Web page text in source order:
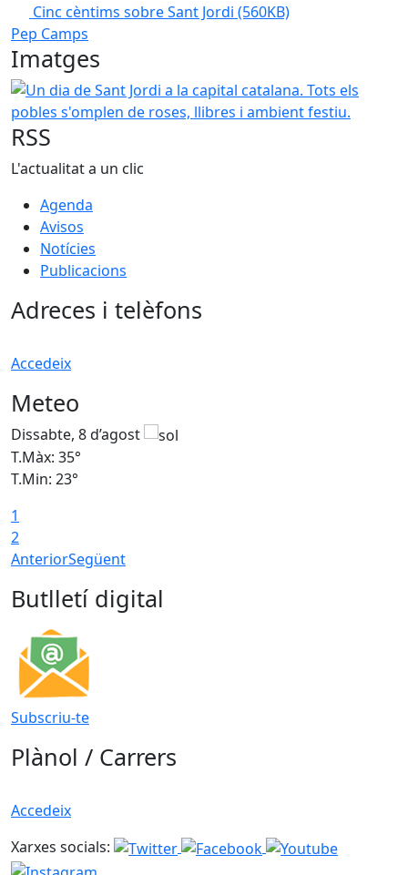
Cinc cèntims sobre Sant Jordi (560KB)
Pep Camps
Imatges
Un dia de Sant Jordi a la capital catalana. Tots els
RSS
L'actualitat a un clic
Agenda
Avisos
Notícies
Publicacions
Adreces i telèfons
Accedeix
Meteo
Dissabte, 8 d’agost
T.Màx: 35°
T.Min: 23°
1
2
AnteriorSegüent
Butlletí digital
Subscriu-te
Plànol / Carrers
Accedeix
Xarxes socials: